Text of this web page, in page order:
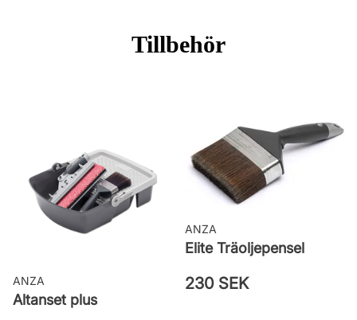
Applicering: Pensel eller roller
Leverantörens artikelnummer:
25ZCLRCSA
Tillbehör
ANZA
Altanset plus
ANZA
Elite Träoljepensel
230 SEK